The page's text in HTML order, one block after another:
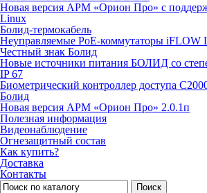
Новая версия АРМ «Орион Про» с
Linux
Болид-термокабель
Неуправляемые PoE-коммутаторы iFLOW
Честный знак Болид
Новые источники питания БОЛИД со
IP 67
Биометрический контроллер доступа
Болид
Новая версия АРМ «Орион Про» 2.0.1п
Полезная информация
Видеонаблюдение
Огнезащитный состав
Как купить?
Доставка
Контакты
Поиск